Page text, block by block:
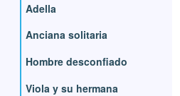
Adella
Anciana solitaria
Hombre desconfiado
Viola y su hermana